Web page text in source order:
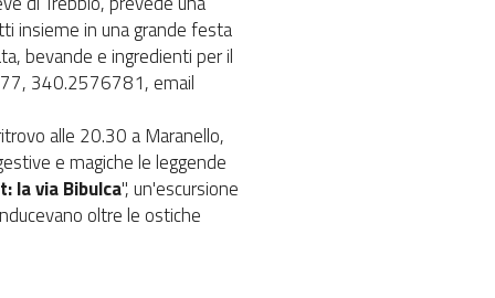
insieme in una grande festa
bevande e ingredienti per il
340.2576781, email
alle 20.30 a Maranello,
e magiche le leggende
la via Bibulca", un'escursione
oltre le ostiche